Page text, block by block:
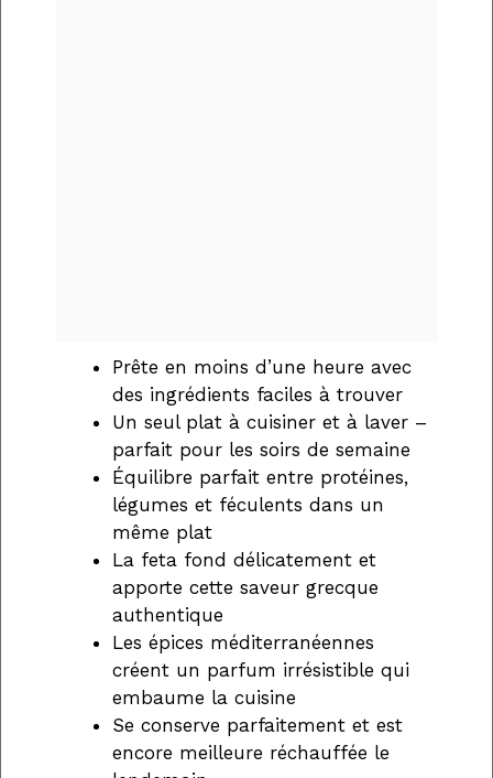
Prête en moins d’une heure avec
des ingrédients faciles à trouver
Un seul plat à cuisiner et à laver –
parfait pour les soirs de semaine
Équilibre parfait entre protéines,
légumes et féculents dans un
même plat
La feta fond délicatement et
apporte cette saveur grecque
authentique
Les épices méditerranéennes
créent un parfum irrésistible qui
embaume la cuisine
Se conserve parfaitement et est
encore meilleure réchauffée le